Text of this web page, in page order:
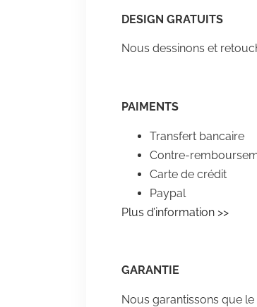
DESIGN GRATUITS
Nous dessinons et
PAIMENTS
Transfert bancaire
Contre-
Carte de crédit
Paypal
Plus d’information >>
GARANTIE
Nous garantissons que